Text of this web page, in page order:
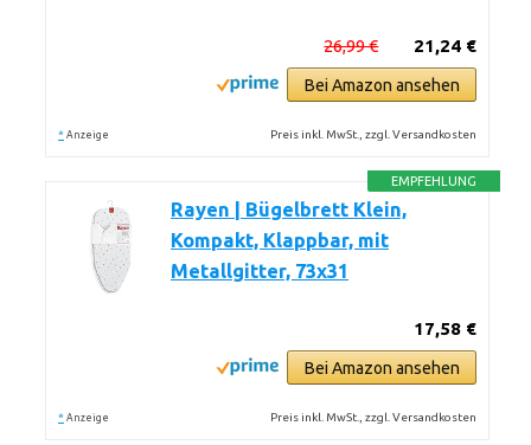
21,24 €
26,99 €
Bei Amazon ansehen
* Anzeige Preis inkl. MwSt., zzgl. Versandkosten
EMPFEHLUNG
Rayen | Bügelbrett Klein,
Kompakt, Klappbar, mit
Metallgitter, 73x31
17,58 €
Bei Amazon ansehen
* Anzeige Preis inkl. MwSt., zzgl. Versandkosten